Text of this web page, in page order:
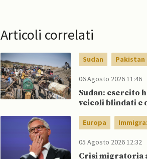
Articoli correlati
Sudan Pakistan
06 Agosto 2026 11:46
Sudan: esercito
veicoli blindati e
Europa
05 Agosto 2026 12:32
Crisi migratoria